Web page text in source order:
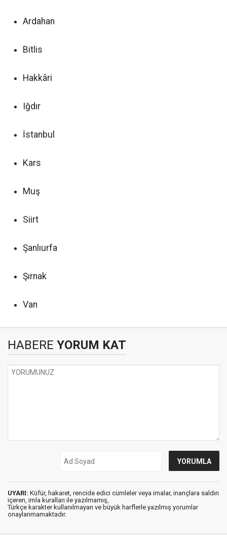
Ardahan
Bitlis
Hakkâri
Iğdır
İstanbul
Kars
Muş
Siirt
Şanlıurfa
Şırnak
Van
HABERE YORUM KAT
UYARI: Küfür, hakaret, rencide edici cümleler veya imalar, inançlara saldırı
içeren, imla kuralları ile yazılmamış,
Türkçe karakter kullanılmayan ve büyük harflerle yazılmış yorumlar
onaylanmamaktadır.